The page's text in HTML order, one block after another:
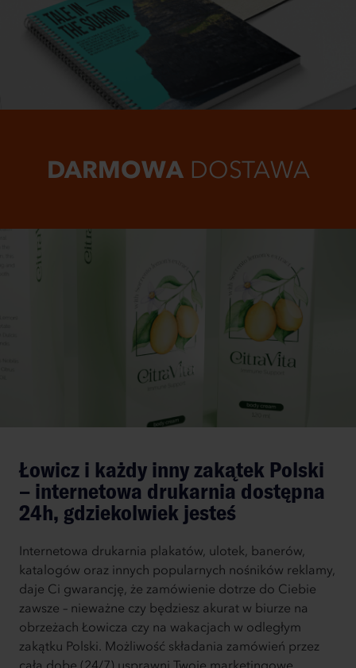
DARMOWA DOSTAWA
Łowicz i każdy inny zakątek Polski
– internetowa drukarnia dostępna
24h, gdziekolwiek jesteś
Internetowa drukarnia plakatów, ulotek, banerów,
katalogów oraz innych popularnych nośników reklamy,
daje Ci gwarancję, że zamówienie dotrze do Ciebie
zawsze – nieważne czy będziesz akurat w biurze na
obrzeżach Łowicza czy na wakacjach w odległym
zakątku Polski. Możliwość składania zamówień przez